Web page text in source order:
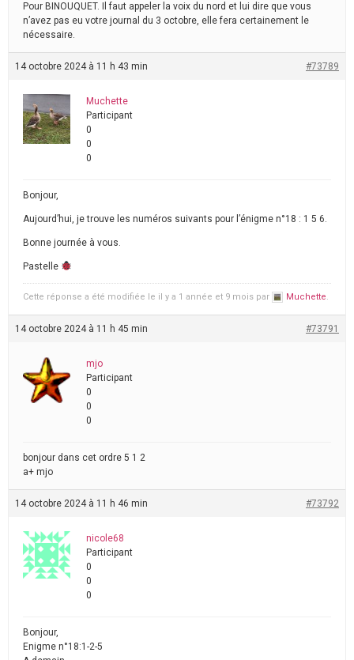
Pour BINOUQUET. Il faut appeler la voix du nord et lui dire que vous
n’avez pas eu votre journal du 3 octobre, elle fera certainement le
nécessaire.
14 octobre 2024 à 11 h 43 min #73789
Muchette
Participant
0
0
0
Bonjour,
Aujourd’hui, je trouve les numéros suivants pour l’énigme n°18 : 1 5 6.
Bonne journée à vous.
Pastelle
Cette réponse a été modifiée le il y a 1 année et 9 mois par Muchette.
14 octobre 2024 à 11 h 45 min #73791
mjo
Participant
0
0
0
bonjour dans cet ordre 5 1 2
a+ mjo
14 octobre 2024 à 11 h 46 min #73792
nicole68
Participant
0
0
0
Bonjour,
Enigme n°18:1-2-5